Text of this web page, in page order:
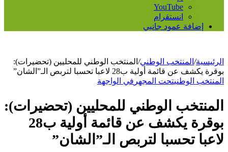
‫YouTube
انستقرام
إضافة عمود جانبي
الرئيسية/ المنتخب الوطني/ المنتخب الوطني للمحليين (تحضيرات):
بوقرة يكشف عن قائمة أولية ب28 لاعبا تحسبا لتربص الـ”الشان”
المنتخب الوطنيتحت المجهر في الواجهة
المنتخب الوطني للمحليين (تحضيرات):
بوقرة يكشف عن قائمة أولية ب28
لاعبا تحسبا لتربص الـ”الشان”